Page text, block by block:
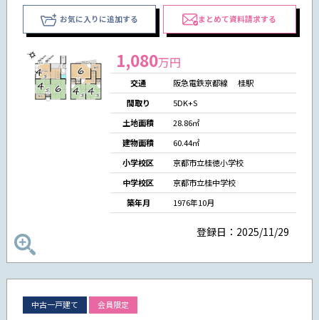
お気に入りに追加する まとめて資料請求する
1,080万円
交通
阪急電鉄京都線 桂駅
間取り
5DK+S
土地面積
28.86㎡
建物面積
60.44㎡
小学校区
京都市立桂徳小学校
中学校区
京都市立桂中学校
築年月
1976年10月
登録日：2025/11/29
中古一戸建て 会員限定